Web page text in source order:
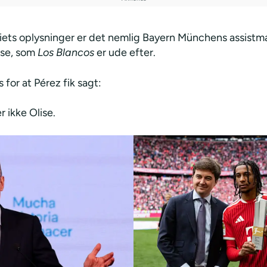
oplysninger er det nemlig Bayern Münchens
som Los Blancoser ude efter.
for at Pérez fik sagt:
ikke Olise.